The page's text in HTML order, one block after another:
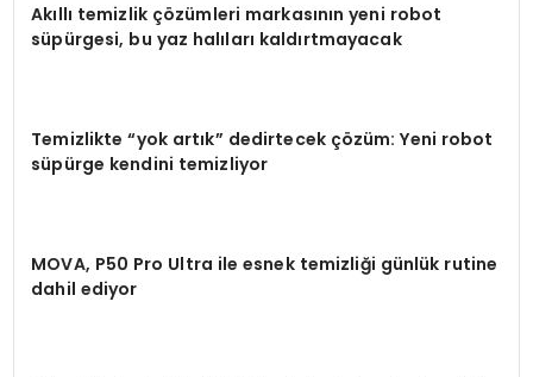
Akıllı temizlik çözümleri markasının yeni robot
süpürgesi, bu yaz halıları kaldırtmayacak
Temizlikte“yok artık” dedirtecek çözüm: Yeni robot
süpürge kendini temizliyor
MOVA, P50 Pro Ultra ile esnek temizliği günlük rutine
dahil ediyor